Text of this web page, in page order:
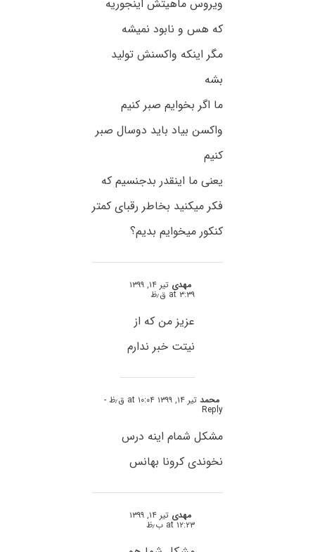
ویروس ماهیتش اینجوریه
که هس و نابود نمیشه
مگر اینکه واکسنش تولید
بشه
ما اگر بخوایم صبر کنیم
واکسن بیاد باید دوسال صبر
کنیم
یعنی ما اینقدر بدجنسیم که
فکر میکنید بخاطر رقبای کمتر
کنکور میخوایم بدیم؟
مهدی تیر ۱۴, ۱۳۹۹
at ۳:۳۹ ق٫ظ
عزیز من که از
نیتت خبر ندارم
محمدتیر ۱۴, ۱۳۹۹ at ۱۰:۰۴ ق٫ظ -
Reply
مشکل شمام اینه درس
نخوندی کرونا بهانس
مهدی تیر ۱۴, ۱۳۹۹
at ۱۲:۲۳ ب٫ظ